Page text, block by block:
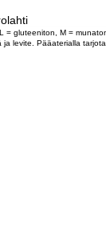
= gluteeniton, M =
levite. Pääaterialla